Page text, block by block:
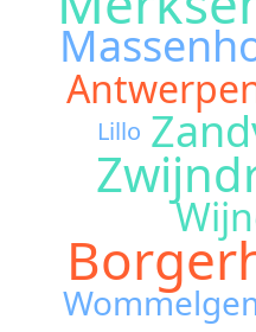
Lillo